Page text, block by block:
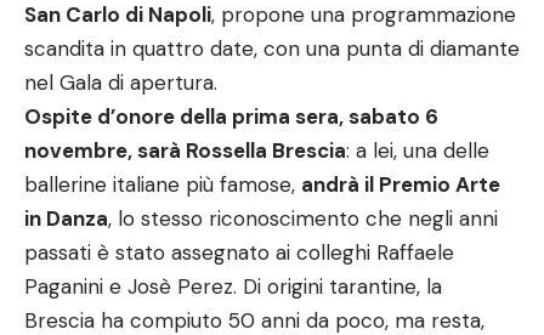
San Carlo di Napoli, propone una programmazione
scandita in quattro date, con una punta di diamante
nel Gala di apertura.
Ospite d’onore della prima sera, sabato 6
novembre, sarà Rossella Brescia: a lei, una delle
ballerine italiane più famose, andrà il Premio Arte
in Danza, lo stesso riconoscimento che negli anni
passati è stato assegnato ai colleghi Raffaele
Paganini e Josè Perez. Di origini tarantine, la
Brescia ha compiuto 50 anni da poco, ma resta,